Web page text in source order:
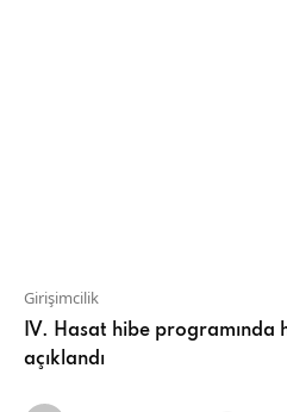
Girişimcilik
IV. Hasat hibe programında
açıklandı